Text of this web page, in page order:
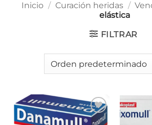
Inicio / Curación heridas /
elástica
FILTRAR